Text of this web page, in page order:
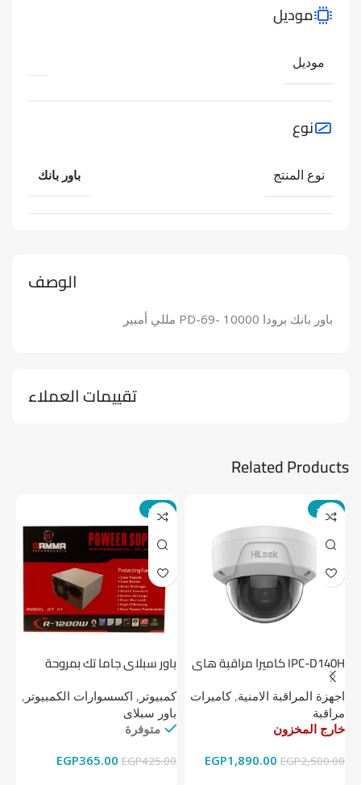
الوصف
باور بانك برودا PD-69- 10000 مللي أمبير
موديل
موديل
نوع
نوع المنتج باور بانك
تقييمات العملاء
Related Products
-24%
IPC-D140H كاميرا مراقبة هاى
لوك داخلية 4 ميجا
اجهزة المراقبة الامنية,كاميرات
مراقبة
خارج المخزون
EGP2,500.00
EGP1,890.00
-14%
باور سبلاي جاما تك بمروحة
كمبيوتر , اكسسوارات الكمبيوتر ,
باور سبلاى
متوفرة
EGP425.00
EGP365.00